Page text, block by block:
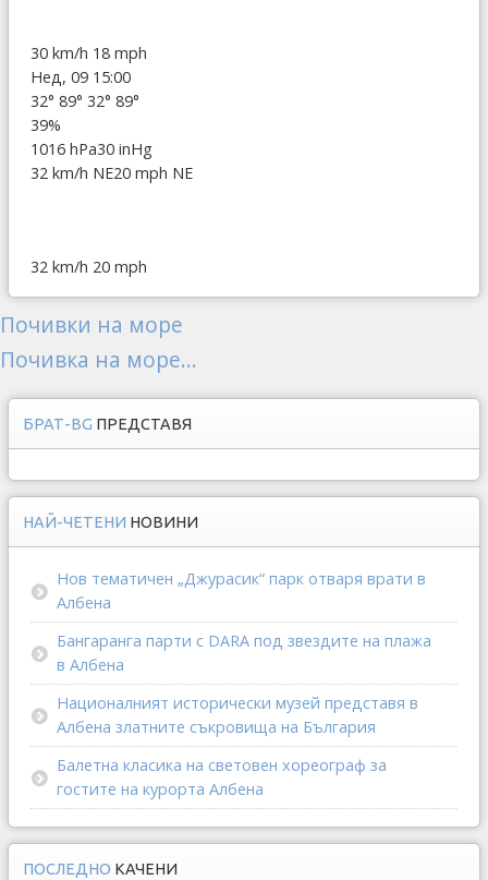
30 km/h 18 mph
Нед, 09 15:00
32° 89° 32° 89°
39%
1016 hPa30 inHg
32 km/h NE20 mph NE
32 km/h 20 mph
Почивки на море
Почивка на море...
БРАТ-BG ПРЕДСТАВЯ
НАЙ-ЧЕТЕНИ НОВИНИ
Нов тематичен „Джурасик“ парк отваря врати в
Албена
Бангаранга парти с DARA под звездите на плажа
в Албена
Националният исторически музей представя в
Албена златните съкровища на България
Балетна класика на световен хореограф за
гостите на курорта Албена
ПОСЛЕДНО КАЧЕНИ